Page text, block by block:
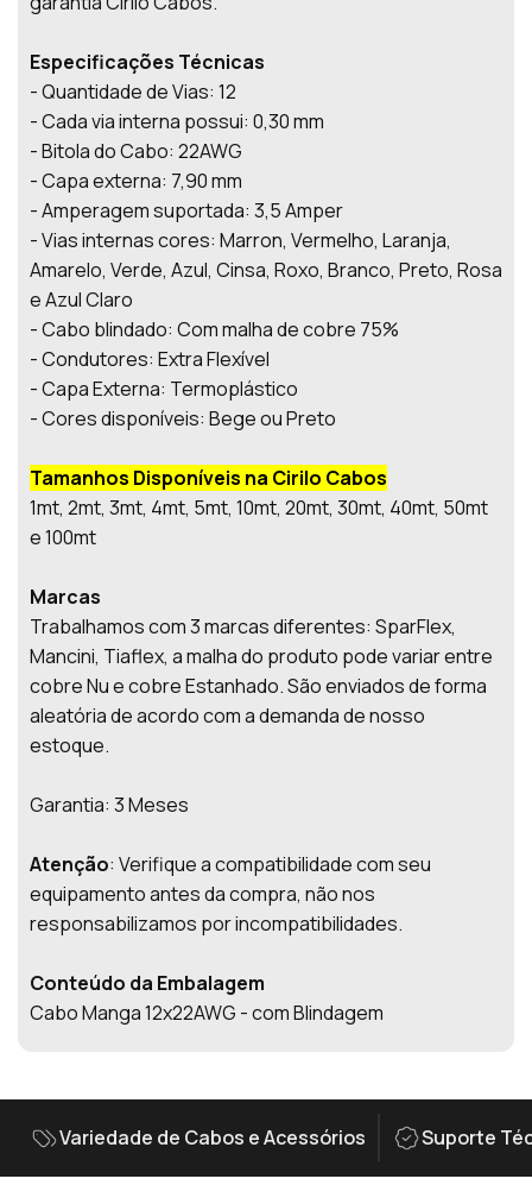
Especificações Técnicas
- Quantidade de Vias: 12
- Cada via interna possui: 0,30 mm
- Bitola do Cabo: 22AWG
- Capa externa: 7,90 mm
- Amperagem suportada: 3,5 Amper
- Vias internas cores: Marron, Vermelho, Laranja,
Amarelo, Verde, Azul, Cinsa, Roxo, Branco, Preto, Rosa
e Azul Claro
- Cabo blindado: Com malha de cobre 75%
- Condutores: Extra Flexível
- Capa Externa: Termoplástico
- Cores disponíveis: Bege ou Preto
Tamanhos Disponíveis na Cirilo Cabos
1mt, 2mt, 3mt, 4mt, 5mt, 10mt, 20mt, 30mt, 40mt, 50mt
e 100mt
Marcas
Trabalhamos com 3 marcas diferentes: SparFlex,
Mancini, Tiaflex, a malha do produto pode variar entre
cobre Nu e cobre Estanhado. São enviados de forma
aleatória de acordo com a demanda de nosso
estoque.
Garantia: 3 Meses
Atenção: Verifique a compatibilidade com seu
equipamento antes da compra, não nos
responsabilizamos por incompatibilidades.
Conteúdo da Embalagem
Cabo Manga 12x22AWG - com Blindagem
Variedade de Cabos e Acessórios Suporte